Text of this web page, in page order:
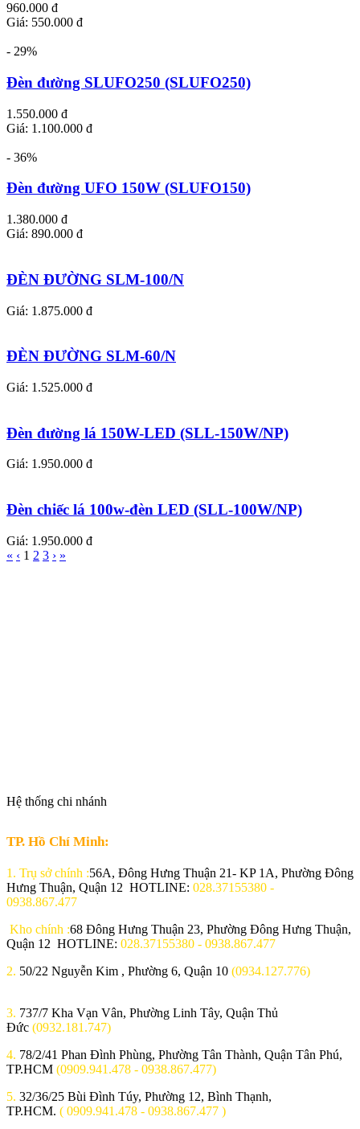
960.000 đ
Giá: 550.000 đ
- 29%
Đèn đường SLUFO250 (SLUFO250)
1.550.000 đ
Giá: 1.100.000 đ
- 36%
Đèn đường UFO 150W (SLUFO150)
1.380.000 đ
Giá: 890.000 đ
ĐÈN ĐƯỜNG SLM-100/N
Giá: 1.875.000 đ
ĐÈN ĐƯỜNG SLM-60/N
Giá: 1.525.000 đ
Đèn đường lá 150W-LED (SLL-150W/NP)
Giá: 1.950.000 đ
Đèn chiếc lá 100w-đèn LED (SLL-100W/NP)
Giá: 1.950.000 đ
« ‹ 1 2 3 › »
Hệ thống chi nhánh
TP. Hồ Chí Minh:
1. Trụ sở chính :56A, Đông Hưng Thuận 21- KP 1A, Phường Đông
Hưng Thuận, Quận 12 HOTLINE: 028.37155380 -
0938.867.477
Kho chính :68 Đông Hưng Thuận 23, Phường Đông Hưng Thuận,
Quận 12 HOTLINE: 028.37155380 - 0938.867.477
2. 50/22 Nguyễn Kim , Phường 6, Quận 10 (0934.127.776)
3. 737/7 Kha Vạn Vân, Phường Linh Tây, Quận Thủ
Đức (0932.181.747)
4. 78/2/41 Phan Đình Phùng, Phường Tân Thành, Quận Tân Phú,
TP.HCM (0909.941.478 - 0938.867.477)
5. 32/36/25 Bùi Đình Túy, Phường 12, Bình Thạnh,
TP.HCM. ( 0909.941.478 - 0938.867.477 )